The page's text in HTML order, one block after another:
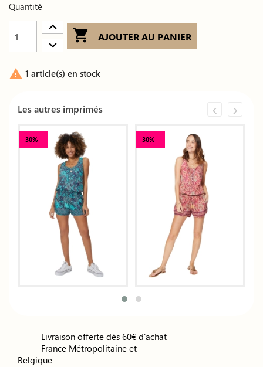
Quantité
 AJOUTER AU PANIER
 1 article(s) en stock
Les autres imprimés
-30% -30%
‹ ›
Livraison offerte dès 60€ d'achat
France Métropolitaine et
Belgique